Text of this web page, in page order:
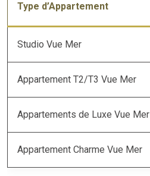
Type d’Appartement
Studio Vue Mer
Appartement T2/T3 Vue Mer
Appartements de Luxe Vue Mer
Appartement Charme Vue Mer